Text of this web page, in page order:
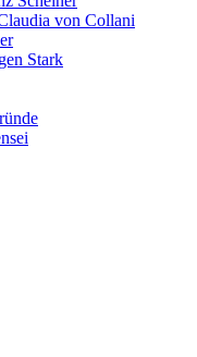
von Collani
Stark